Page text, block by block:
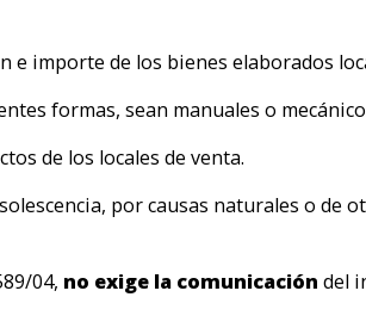
e importe de los bienes elaborados
formas, sean manuales o
de los locales de venta.
por causas naturales o de
04, no exige la comunicación del